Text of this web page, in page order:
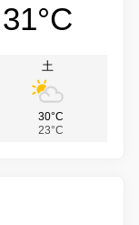
31°C
土
30°C
23°C